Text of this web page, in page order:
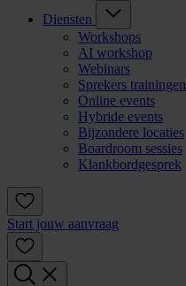
Diensten
Workshops
AI workshop
Webinars
Sprekers trainingen
Online events
Hybride events
Bijzondere locaties
Boardroom sessies
Klankbordgesprek
Start jouw aanvraag